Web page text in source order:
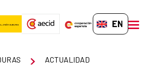
EN-GB
ACTUALIDAD